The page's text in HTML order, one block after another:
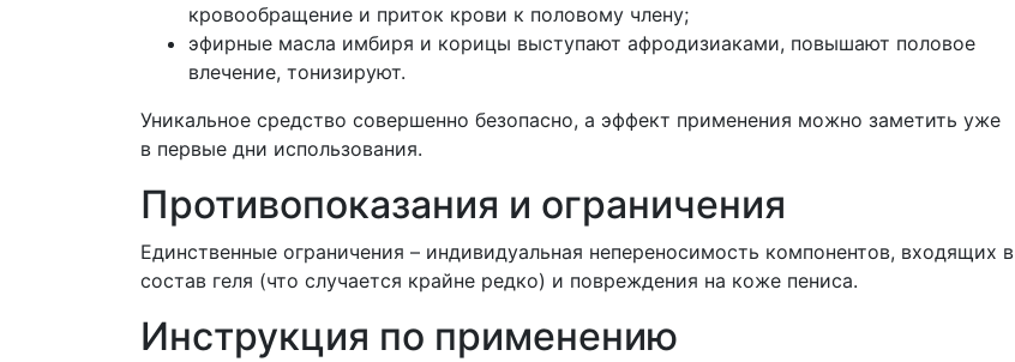
кровообращение и приток крови к половому члену;
эфирные масла имбиря и корицы выступают афродизиаками, повышают половое
влечение, тонизируют.
Уникальное средство совершенно безопасно, а эффект применения можно заметить уже
в первые дни использования.
Противопоказания и ограничения
Единственные ограничения – индивидуальная непереносимость компонентов, входящих в
состав геля (что случается крайне редко) и повреждения на коже пениса.
Инструкция по применению